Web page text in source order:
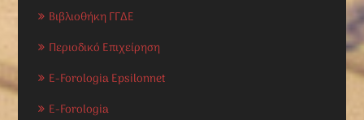
Βιβλιοθήκη ΓΓΔΕ
Περιοδικό Επιχείρηση
E-Forologia Epsilonnet
E-Forologia